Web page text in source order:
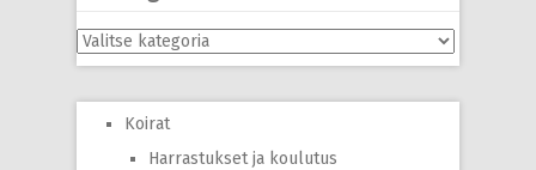
Kategoriat
Koirat
Harrastukset ja koulutus